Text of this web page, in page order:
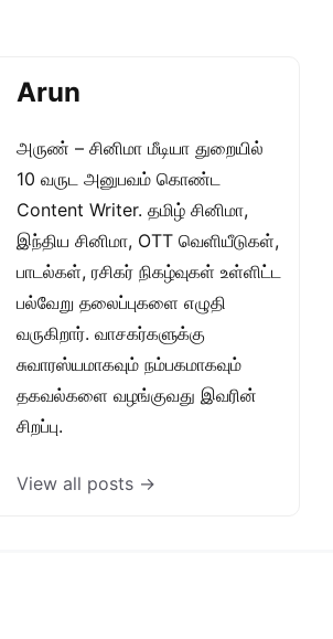
Arun
அருண் – சினிமா மீடியா துறையில்
10 வருட அனுபவம் கொண்ட
Content Writer. தமிழ் சினிமா,
இந்திய சினிமா, OTT வெளியீடுகள்,
பாடல்கள், ரசிகர் நிகழ்வுகள் உள்ளிட்ட
பல்வேறு தலைப்புகளை எழுதி
வருகிறார். வாசகர்களுக்கு
சுவாரஸ்யமாகவும் நம்பகமாகவும்
தகவல்களை வழங்குவது இவரின்
சிறப்பு.
View all posts →